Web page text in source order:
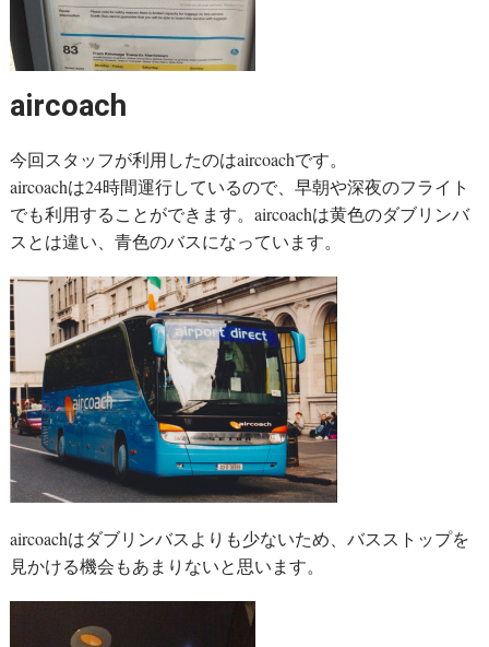
aircoach
今回スタッフが利用したのはaircoachです。
aircoachは24時間運行しているので、早朝や深夜のフライト
でも利用することができます。aircoachは黄色のダブリンバ
スとは違い、青色のバスになっています。
aircoachはダブリンバスよりも少ないため、バスストップを
見かける機会もあまりないと思います。